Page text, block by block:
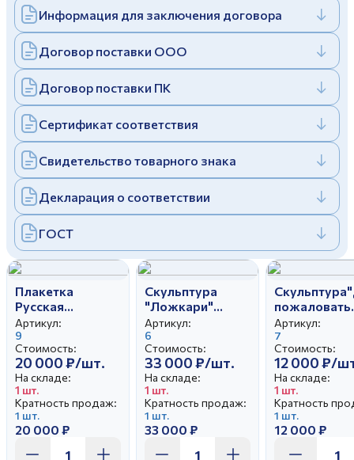
Отправить
Заполняя и отправляя форму, вы соглашаетесь
cполитикой конфиденциальности
Заполняя и отправляя форму, вы соглашаетесь
cполитикой конфиденциальности
Дулевский фарфоровый завод ©
Политика конфиденциальности
Информация для заключения договора
Договор поставки ООО
Договор поставки ПК
Сертификат соответствия
Свидетельство товарного знака
Декларация о соответствии
ГОСТ
Плакетка
Русская
красавица
авт.Богданова
О.М
Артикул:
9
Стоимость:
20 000 ₽/шт.
На складе:
1 шт.
Кратность продаж:
1 шт.
20 000 ₽
Скульптура
"Ложкари"
автор Чечулина
Г.Д.
Артикул:
6
Стоимость:
33 000 ₽/шт.
На складе:
1 шт.
Кратность продаж:
1 шт.
33 000 ₽
пожаловать
(Скоморох)"
Артикул:
7
Стоимость:
12 000 ₽/
На складе:
1 шт.
Кратность
1 шт.
12 000 ₽